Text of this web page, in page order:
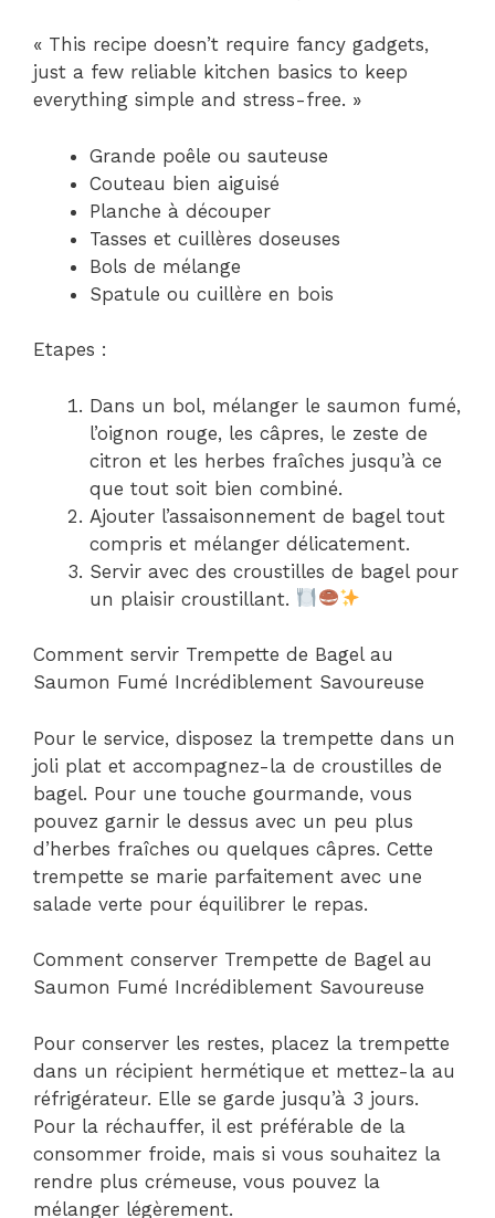
« This recipe doesn’t require fancy gadgets,
just a few reliable kitchen basics to keep
everything simple and stress-free. »
Grande poêle ou sauteuse
Couteau bien aiguisé
Planche à découper
Tasses et cuillères doseuses
Bols de mélange
Spatule ou cuillère en bois
Etapes :
Dans un bol, mélanger le saumon fumé,
l’oignon rouge, les câpres, le zeste de
citron et les herbes fraîches jusqu’à ce
que tout soit bien combiné.
Ajouter l’assaisonnement de bagel tout
compris et mélanger délicatement.
Servir avec des croustilles de bagel pour
un plaisir croustillant.
Comment servir Trempette de Bagel au
Saumon Fumé Incrédiblement Savoureuse
Pour le service, disposez la trempette dans un
joli plat et accompagnez-la de croustilles de
bagel. Pour une touche gourmande, vous
pouvez garnir le dessus avec un peu plus
d’herbes fraîches ou quelques câpres. Cette
trempette se marie parfaitement avec une
salade verte pour équilibrer le repas.
Comment conserver Trempette de Bagel au
Saumon Fumé Incrédiblement Savoureuse
Pour conserver les restes, placez la trempette
dans un récipient hermétique et mettez-la au
réfrigérateur. Elle se garde jusqu’à 3 jours.
Pour la réchauffer, il est préférable de la
consommer froide, mais si vous souhaitez la
rendre plus crémeuse, vous pouvez la
mélanger légèrement.